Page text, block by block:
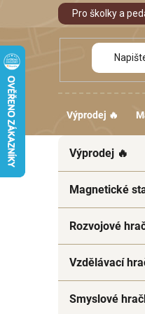
Pro školky a
Výprodej 🔥
kategorie
t
g
i
Výprodej 🔥
Magnetické
Rozvojové
Vzdělávací
Smyslové